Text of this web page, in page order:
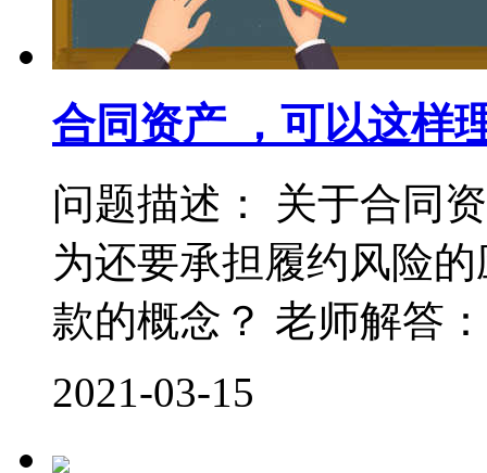
合同资产 ，可以这样
问题描述： 关于合同
为还要承担履约风险
款的概念？ 老师解答
2021-03-15